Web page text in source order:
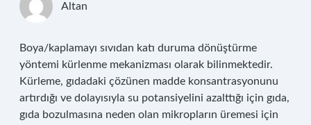
Altan
Boya/kaplamayı sıvıdan katı duruma dönüştürme
yöntemi kürlenme mekanizması olarak bilinmektedir.
Kürleme, gıdadaki çözünen madde konsantrasyonunu
artırdığı ve dolayısıyla su potansiyelini azalttığı için gıda,
gıda bozulmasına neden olan mikropların üremesi için